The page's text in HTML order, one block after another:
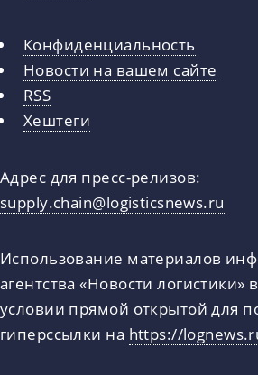
Конфиденциальность
Новости на вашем сайте
RSS
Хештеги
Адрес для пресс-релизов:
supply.chain@logisticsnews.ru
Использование материалов
агентства «Новости
условии прямой открытой для
гиперссылки на https://